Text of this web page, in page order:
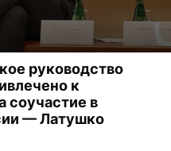
руководство
к
соучастие в
— Латушко